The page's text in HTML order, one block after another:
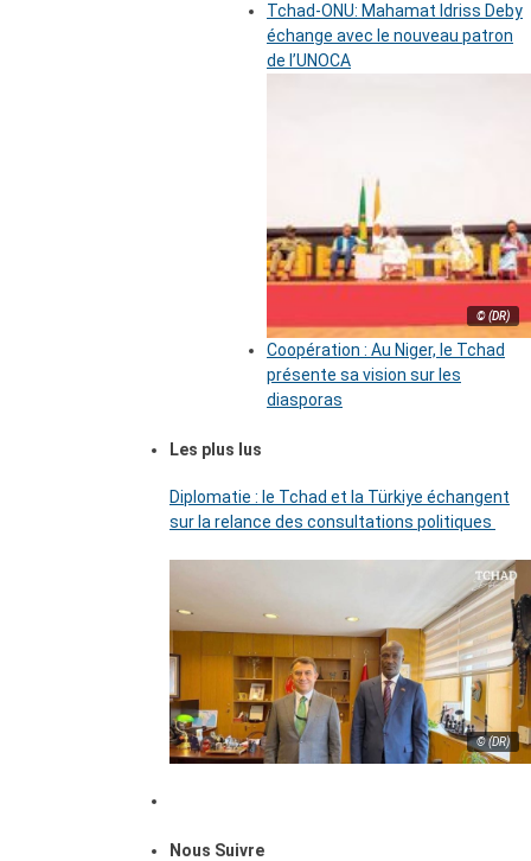
Tchad-ONU: Mahamat Idriss Deby
échange avec le nouveau patron
de l’UNOCA
© (DR)
Coopération : Au Niger, le Tchad
présente sa vision sur les
diasporas
Les plus lus
Diplomatie : le Tchad et la Türkiye échangent
sur la relance des consultations politiques
© (DR)
Nous Suivre